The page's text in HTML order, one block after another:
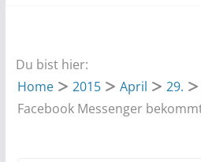
Du bist hier:
Home
2015 April
29.
Facebook Messenger